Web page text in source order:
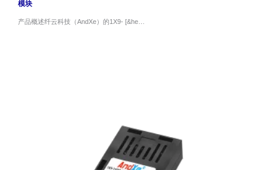
模块
产品概述纤云科技（AndXe）的1X9- [&he…